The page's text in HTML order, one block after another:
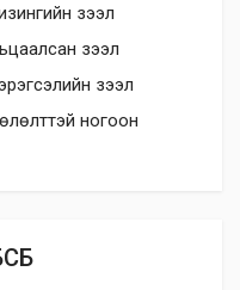
зээл
зээл
зээл
ногоон